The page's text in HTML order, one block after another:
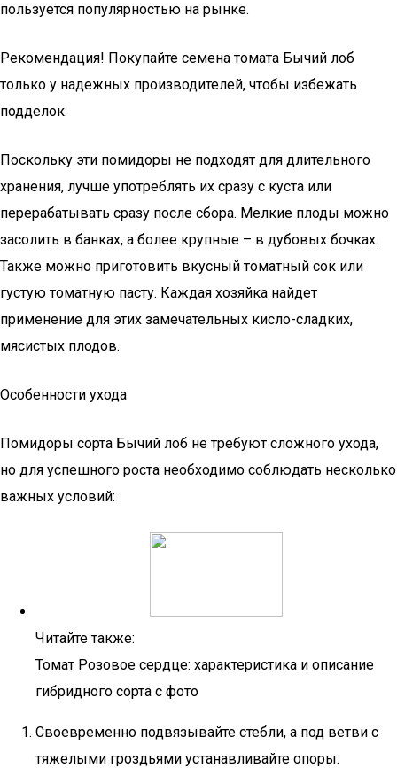
пользуется популярностью на рынке.
Рекомендация! Покупайте семена томата Бычий лоб
только у надежных производителей, чтобы избежать
подделок.
Поскольку эти помидоры не подходят для длительного
хранения, лучше употреблять их сразу с куста или
перерабатывать сразу после сбора. Мелкие плоды можно
засолить в банках, а более крупные – в дубовых бочках.
Также можно приготовить вкусный томатный сок или
густую томатную пасту. Каждая хозяйка найдет
применение для этих замечательных кисло-сладких,
мясистых плодов.
Особенности ухода
Помидоры сорта Бычий лоб не требуют сложного ухода,
но для успешного роста необходимо соблюдать несколько
важных условий:
Читайте также:
Томат Розовое сердце: характеристика и описание
гибридного сорта с фото
Своевременно подвязывайте стебли, а под ветви с
тяжелыми гроздьями устанавливайте опоры.